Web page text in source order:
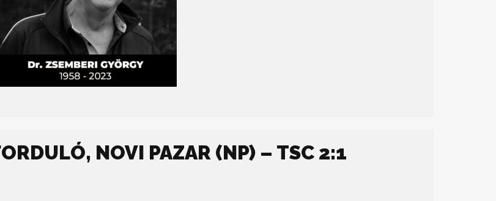
NOVI PAZAR (NP) – TSC 2:1